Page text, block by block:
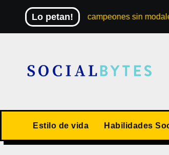
contenido
Lo petan!
Mundial de los campeones sin modales
Estilo de vida Habilidades